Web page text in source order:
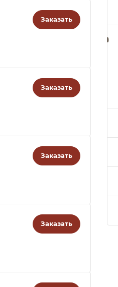
Заказать
Заказать
Заказать
Заказать